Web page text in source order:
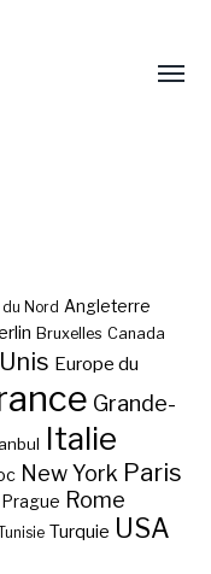
Nord Angleterre
Bruxelles Canada
Europe du
Grande-
Italie
New York Paris
Prague Rome
Tunisie Turquie USA